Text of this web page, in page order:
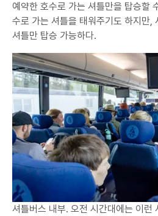
예약한 호수로 가는 셔틀만을 탑승할
수로 가는 셔틀을 태워주기도 하지만,
셔틀만 탑승 가능하다.
셔틀버스 내부. 오전 시간대에는 이런